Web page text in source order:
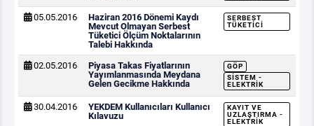
05.05.2016
Haziran 2016 Dönemi Kaydı
Mevcut Olmayan Serbest
Tüketici Ölçüm Noktalarının
Talebi Hakkında
SERBEST
TÜKETICI
02.05.2016
Piyasa Takas Fiyatlarının
Yayımlanmasında Meydana
Gelen Gecikme Hakkında
GÖP
SISTEM -
ELEKTRIK
30.04.2016
YEKDEM Kullanıcıları Kullanıcı
Kılavuzu
KAYIT VE
UZLAŞTIRMA -
ELEKTRIK